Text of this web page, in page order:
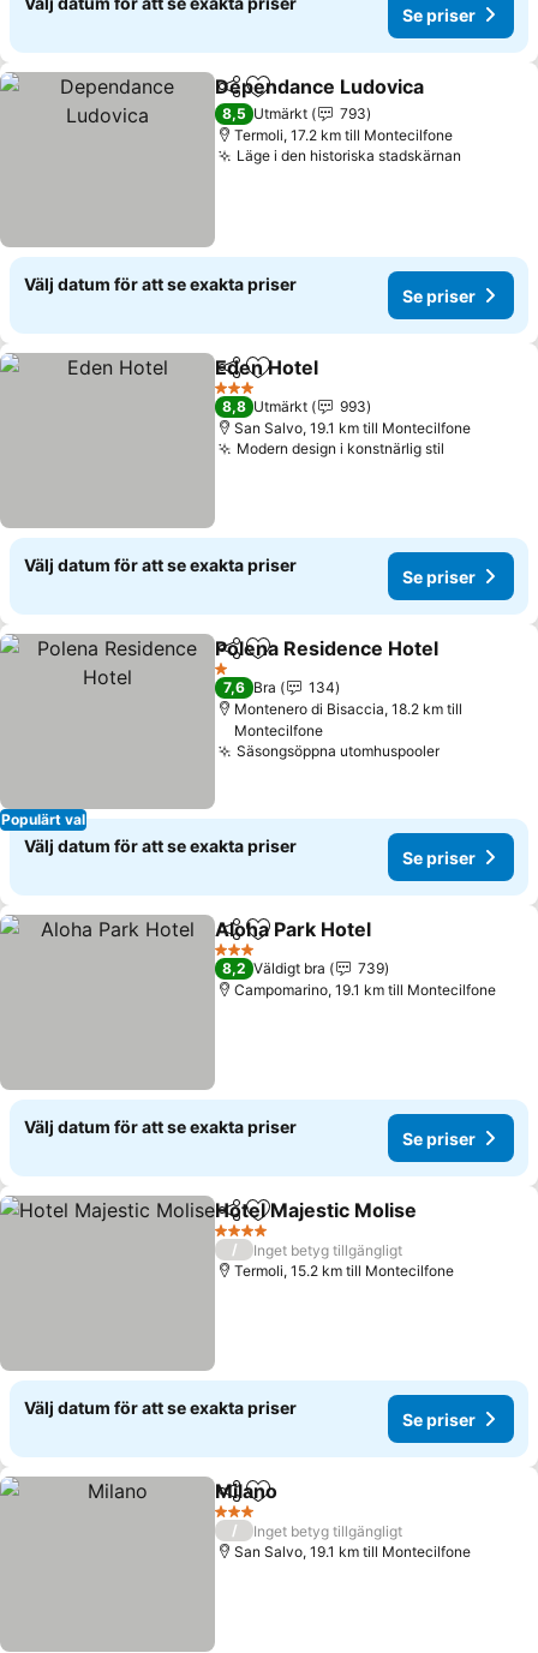
Se priser
Dela Lägg till i Mina Favoriter
Dependance Ludovica
8,5 Utmärkt
793
Termoli, 17.2 km till Montecilfone
Läge i den historiska stadskärnan
Välj datum för att se exakta priser
Se priser
Dela Lägg till i Mina Favoriter
Eden Hotel
3 Stjärnor
8,8 Utmärkt
993
San Salvo, 19.1 km till Montecilfone
Modern design i konstnärlig stil
Välj datum för att se exakta priser
Se priser
Populärt val
Dela Lägg till i Mina Favoriter
Polena Residence Hotel
1 Stjärnor
7,6 Bra
134
Montenero di Bisaccia, 18.2 km till
Montecilfone
Säsongsöppna utomhuspooler
Välj datum för att se exakta priser
Se priser
Dela Lägg till i Mina Favoriter
Aloha Park Hotel
3 Stjärnor
8,2 Väldigt bra
739
Campomarino, 19.1 km till Montecilfone
Välj datum för att se exakta priser
Se priser
Dela Lägg till i Mina Favoriter
Hotel Majestic Molise
4 Stjärnor
/
Inget betyg tillgängligt
Termoli, 15.2 km till Montecilfone
Välj datum för att se exakta priser
Se priser
Dela Lägg till i Mina Favoriter
Milano
3 Stjärnor
/
Inget betyg tillgängligt
San Salvo, 19.1 km till Montecilfone